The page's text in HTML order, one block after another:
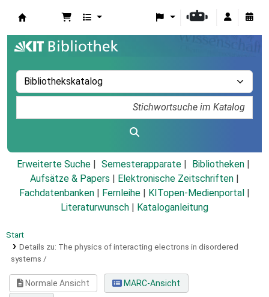
Erweiterte Suche Semesterapparate
Bibliotheken
Aufsätze & Papers
Elektronische Zeitschriften
Fachdatenbanken
Fernleihe KITopen-Medienportal
Literaturwunsch
Kataloganleitung
Start
Details zu: The physics of interacting electrons in disordered
systems /
Normale Ansicht
MARC-Ansicht